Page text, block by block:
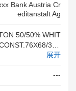
Bank Austria Cr
Editanstalt Ag
50/50% WHIT
30X
30
展开
---